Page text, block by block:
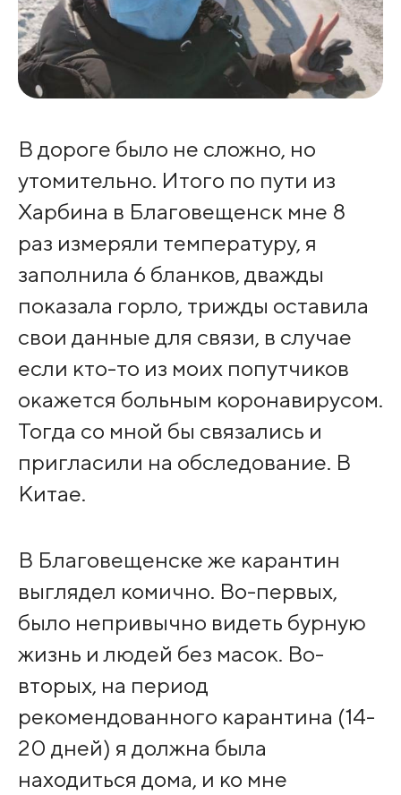
В дороге было не сложно, но
утомительно. Итого по пути из
Харбина в Благовещенск мне 8
раз измеряли температуру, я
заполнила 6 бланков, дважды
показала горло, трижды оставила
свои данные для связи, в случае
если кто-то из моих попутчиков
окажется больным коронавирусом.
Тогда со мной бы связались и
пригласили на обследование. В
Китае.
В Благовещенске же карантин
выглядел комично. Во-первых,
было непривычно видеть бурную
жизнь и людей без масок. Во-
вторых, на период
рекомендованного карантина (14-
20 дней) я должна была
находиться дома, и ко мне